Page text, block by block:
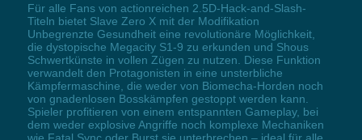
Für alle Fans von actionreichen 2.5D-Hack-and-Slash-
Titeln bietet Slave Zero X mit der Modifikation
Unbegrenzte Gesundheit eine revolutionäre Möglichkeit,
die dystopische Megacity S1-9 zu erkunden und Shous
Schwertkünste in vollen Zügen zu nutzen. Diese Funktion
verwandelt den Protagonisten in eine unsterbliche
Kämpfermaschine, die weder von Biomecha-Horden noch
von gnadenlosen Bosskämpfen gestoppt werden kann.
Spieler profitieren von einem entspannten Gameplay, bei
dem weder explosive Angriffe noch komplexe Mechaniken